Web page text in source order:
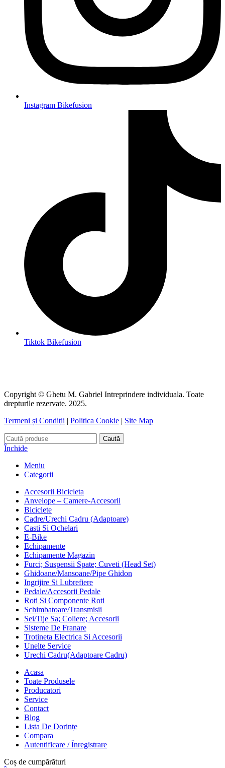
Instagram Bikefusion
Tiktok Bikefusion
Copyright © Ghetu M. Gabriel Intreprindere individuala. Toate
drepturile rezervate. 2025.
Termeni și Condiții | Politica Cookie | Site Map
Caută
Închide
Meniu
Categorii
Accesorii Bicicleta
Anvelope – Camere-Accesorii
Biciclete
Cadre/Urechi Cadru (Adaptoare)
Casti Si Ochelari
E-Bike
Echipamente
Echipamente Magazin
Furci; Suspensii Spate; Cuveti (Head Set)
Ghidoane/Mansoane/Pipe Ghidon
Ingrijire Si Lubrefiere
Pedale/Accesorii Pedale
Roti Si Componente Roti
Schimbatoare/Transmisii
Sei/Tije Sa; Coliere; Accesorii
Sisteme De Franare
Trotineta Electrica Si Accesorii
Unelte Service
Urechi Cadru(Adaptoare Cadru)
Acasa
Toate Produsele
Producatori
Service
Contact
Blog
Lista De Dorințe
Compara
Autentificare / Înregistrare
Coș de cumpărături